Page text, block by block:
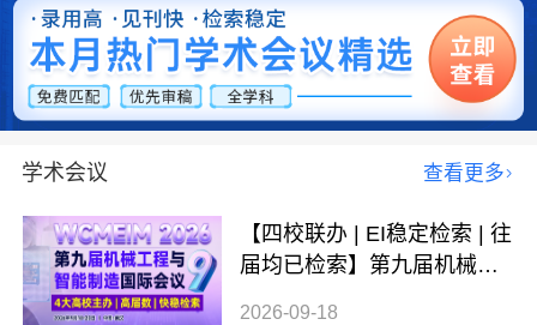
学术会议 查看更多
【四校联办 | EI稳定检索 | 往
届均已检索】第九届机械工
2026-09-18